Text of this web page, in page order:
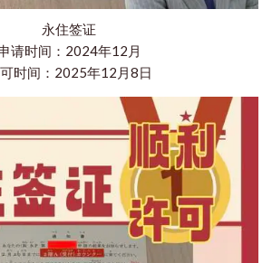
永住签证
请时间：2024年12月
时间：2025年12月8日